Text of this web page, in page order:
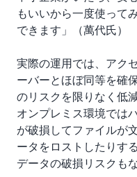
もいいから一度使って
できます」（萬代氏）
実際の運用では、アク
ーバーとほぼ同等を確
のリスクを限りなく低
オンプレミス環境では
が破損してファイルが
ータをロストしたりす
データの破損リスクも